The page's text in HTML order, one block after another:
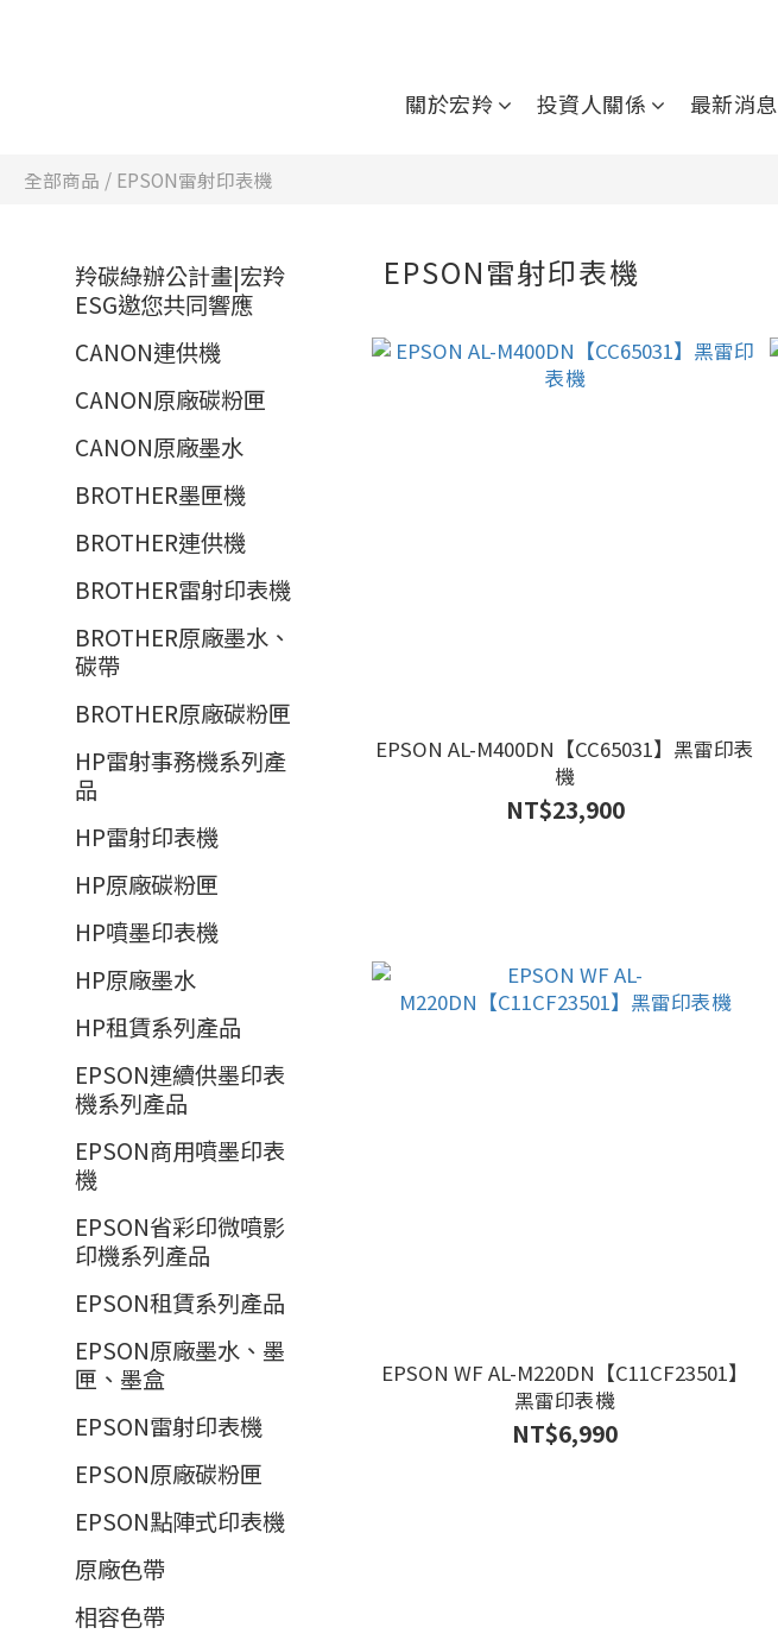
關於宏羚 投資人關係 最新消息
全部商品 / EPSON雷射印表機
羚碳綠辦公計畫|宏羚
ESG邀您共同響應
CANON連供機
CANON原廠碳粉匣
CANON原廠墨水
BROTHER墨匣機
BROTHER連供機
BROTHER雷射印表機
BROTHER原廠墨水、
碳帶
BROTHER原廠碳粉匣
HP雷射事務機系列產
品
HP雷射印表機
HP原廠碳粉匣
HP噴墨印表機
HP原廠墨水
HP租賃系列產品
EPSON連續供墨印表
機系列產品
EPSON商用噴墨印表
機
EPSON省彩印微噴影
印機系列產品
EPSON租賃系列產品
EPSON原廠墨水、墨
匣、墨盒
EPSON雷射印表機
EPSON原廠碳粉匣
EPSON點陣式印表機
原廠色帶
相容色帶
EPSON雷射印表機
EPSON AL-M400DN【CC65031】黑雷印表
機
NT$23,900
EPSON WF AL-M220DN【C11CF23501】
黑雷印表機
NT$6,990